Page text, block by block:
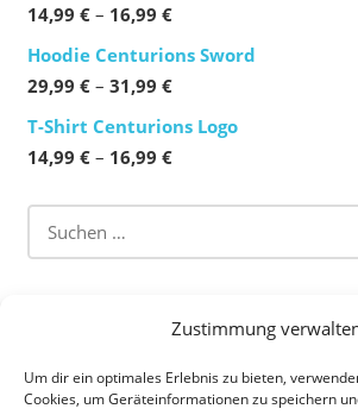
Zustimmung
Um dir ein optimales Erlebnis zu bieten,
Cookies, um Geräteinformationen zu speichern
14,99 € – 16,99 €Preisspanne:
14,99 €
bis
Hoodie Centurions Sword
29,99 € – 31,99 €Preisspanne:
29,99 €
bis
T-Shirt Centurions Logo
14,99 € – 16,99 €Preisspanne:
Flag Football–Tackle Football–